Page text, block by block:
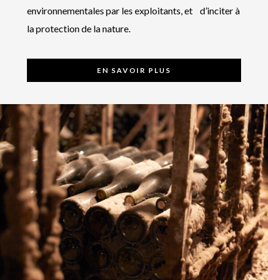
environnementales par les exploitants, et d’inciter à
la protection de la nature.
EN SAVOIR PLUS